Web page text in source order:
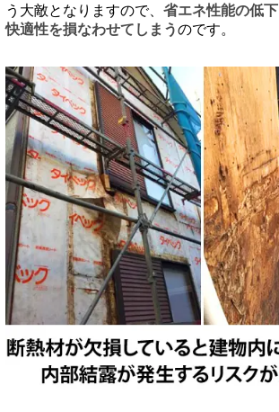
う大敵となりますので、 省エネ性能の低
快適性を損なわせてしまうのです。